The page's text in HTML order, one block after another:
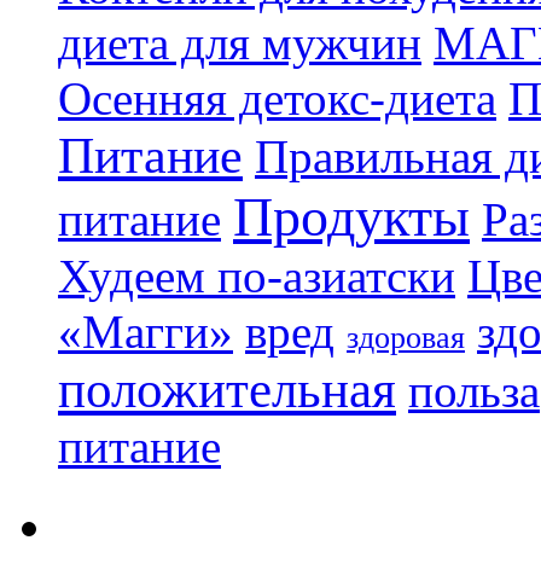
диета для мужчин
Осенняя детокс-диета
Питание Правильная
питание Продукты
Худеем по-азиатски
«Магги» вред здоровая
положительная польза
питание